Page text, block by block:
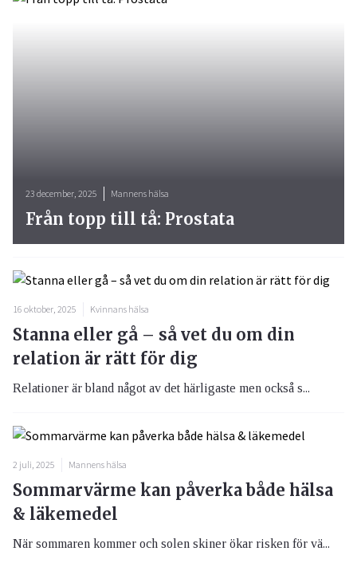
23 december, 2025 Mannens hälsa
Från topp till tå: Prostata
16 oktober, 2025 Kvinnans hälsa
Stanna eller gå – så vet du om din
relation är rätt för dig
Relationer är bland något av det härligaste men också s...
2 juli, 2025 Mannens hälsa
Sommarvärme kan påverka både hälsa
& läkemedel
När sommaren kommer och solen skiner ökar risken för vä...